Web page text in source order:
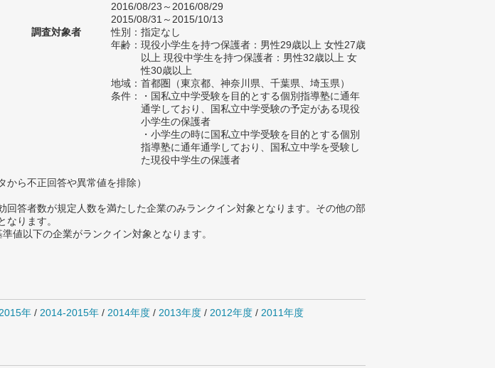
2016/08/23～2016/08/29
2015/08/31～2015/10/13
調査対象者
性別：指定なし
年齢：現役小学生を持つ保護者：男性29歳以上 女性27歳
以上 現役中学生を持つ保護者：男性32歳以上 女
性30歳以上
地域：首都圏（東京都、神奈川県、千葉県、埼玉県）
条件：・国私立中学受験を目的とする個別指導塾に通年
通学しており、国私立中学受験の予定がある現役
小学生の保護者
・小学生の時に国私立中学受験を目的とする個別
指導塾に通年通学しており、国私立中学を受験し
た現役中学生の保護者
ら不正回答や異常値を排除）
答者数が規定人数を満たした企業のみランクイン対象となります。その他の部
ります。
値以下の企業がランクイン対象となります。
2015年 / 2014-2015年 / 2014年度 / 2013年度 / 2012年度 / 2011年度